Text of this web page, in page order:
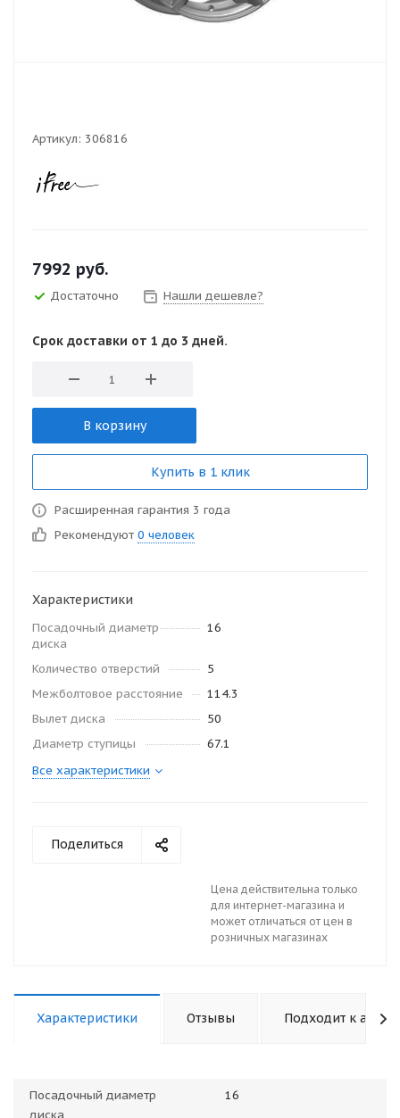
Артикул: 306816
7992 руб.
Достаточно Нашли дешевле?
Срок доставки от 1 до 3 дней.
В корзину
Купить в 1 клик
Расширенная гарантия 3 года
Рекомендуют 0 человек
Характеристики
Посадочный диаметр
диска
16
Количество отверстий
5
Межболтовое расстояние
114.3
Вылет диска
50
Диаметр ступицы
67.1
Все характеристики
Поделиться
Цена действительна только
для интернет-магазина и
может отличаться от цен в
розничных магазинах
Характеристики Отзывы Подходит к авто
Посадочный диаметр
диска
16